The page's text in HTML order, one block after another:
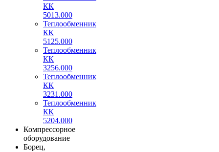
КК
5013.000
Теплообменник
КК
5125.000
Теплообменник
КК
3256.000
Теплообменник
КК
3231.000
Теплообменник
КК
5204.000
Компрессорное
оборудование
Борец,